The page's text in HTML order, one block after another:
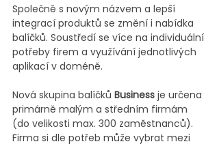
Společně s novým názvem a lepší
integrací produktů se změní i nabídka
balíčků. Soustředí se více na individuální
potřeby firem a využívání jednotlivých
aplikací v doméně.
Nová skupina balíčků Business je určena
primárně malým a středním firmám
(do velikosti max. 300 zaměstnanců).
Firma si dle potřeb může vybrat mezi